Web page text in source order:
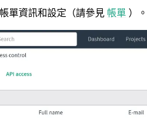
單資訊和設定（請參見 帳單 ）。